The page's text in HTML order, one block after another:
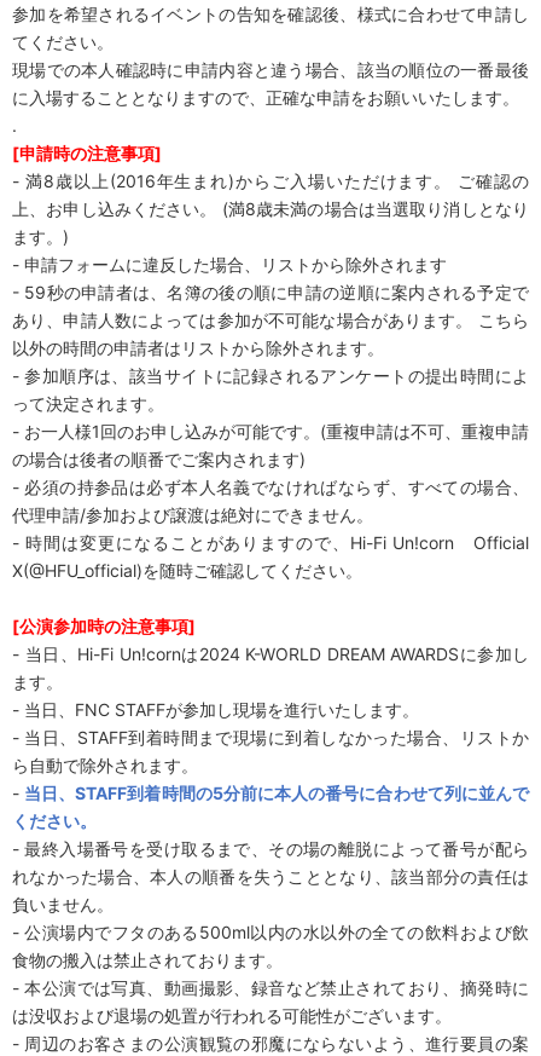
参加を希望されるイベントの告知を確認後、様式に合わせて申請し
てください。
現場での本人確認時に申請内容と違う場合、該当の順位の一番最後
に入場することとなりますので、正確な申請をお願いいたします。
.
[申請時の注意事項]
- 満8歳以上(2016年生まれ)からご入場いただけます。 ご確認の
上、お申し込みください。 (満8歳未満の場合は当選取り消しとなり
ます。)
- 申請フォームに違反した場合、リストから除外されます
- 59秒の申請者は、名簿の後の順に申請の逆順に案内される予定で
あり、申請人数によっては参加が不可能な場合があります。 こちら
以外の時間の申請者はリストから除外されます。
- 参加順序は、該当サイトに記録されるアンケートの提出時間によ
って決定されます。
- お一人様1回のお申し込みが可能です。(重複申請は不可、重複申請
の場合は後者の順番でご案内されます)
- 必須の持参品は必ず本人名義でなければならず、すべての場合、
代理申請/参加および譲渡は絶対にできません。
- 時間は変更になることがありますので、Hi-Fi Un!corn Official
X(@HFU_official)を随時ご確認してください。
[公演参加時の注意事項]
- 当日、Hi-Fi Un!cornは2024 K-WORLD DREAM AWARDSに参加し
ます。
- 当日、FNC STAFFが参加し現場を進行いたします。
- 当日、STAFF到着時間まで現場に到着しなかった場合、リストか
ら自動で除外されます。
- 当日、STAFF到着時間の5分前に本人の番号に合わせて列に並んで
ください。
- 最終入場番号を受け取るまで、その場の離脱によって番号が配ら
れなかった場合、本人の順番を失うこととなり、該当部分の責任は
負いません。
- 公演場内でフタのある500ml以内の水以外の全ての飲料および飲
食物の搬入は禁止されております。
- 本公演では写真、動画撮影、録音など禁止されており、摘発時に
は没収および退場の処置が行われる可能性がございます。
- 周辺のお客さまの公演観覧の邪魔にならないよう、進行要員の案